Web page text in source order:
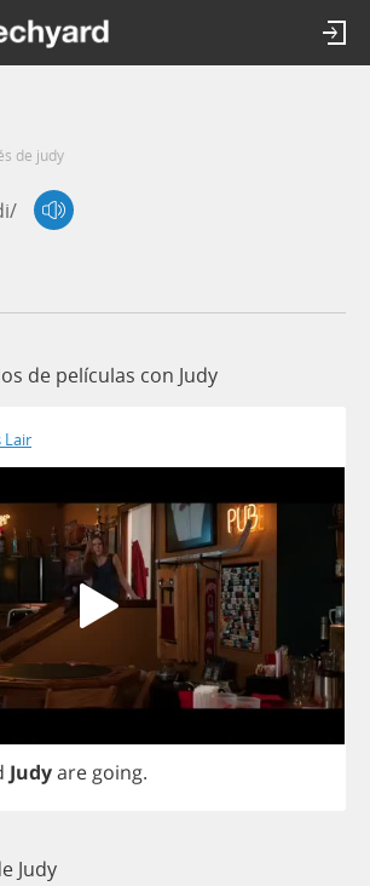
de judy
de películas con Judy
Lair
Judyare going.
Judy